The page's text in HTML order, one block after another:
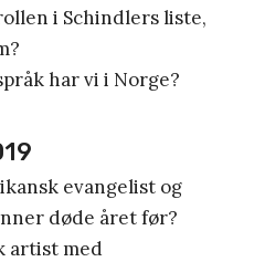
i Schindlers liste,
har vi i Norge?
evangelist og
døde året før?
artist med